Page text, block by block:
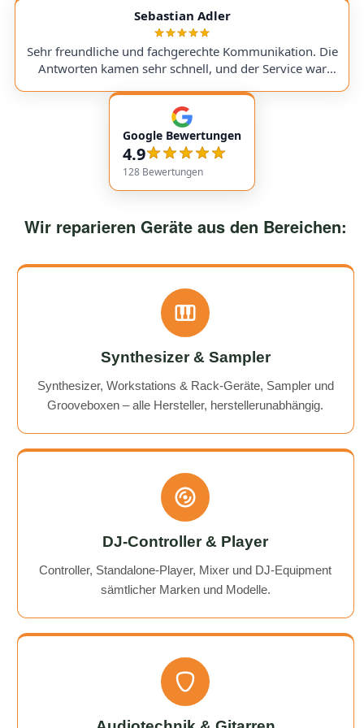
service with very transparent processes and pricing. I
sent in my Victory V4 Amp (Duchess). While waiting for
a replacement part, I was always kept fully informed. I
would use them again anytime!
Sebastian Adler
Sehr freundliche und fachgerechte Kommunikation. Die
Antworten kamen sehr schnell, und der Service war
empfehlenswert! Very friendly and professional
communication. Responses came very quickly, and the
service overall was extremely friendly and reliable.
Highly recommended!
Google Bewertungen
4.9
128 Bewertungen
Wir reparieren Geräte aus den Bereichen:
Synthesizer & Sampler
Synthesizer, Workstations & Rack-Geräte, Sampler und
Grooveboxen – alle Hersteller, herstellerunabhängig.
DJ-Controller & Player
Controller, Standalone-Player, Mixer und DJ-Equipment
sämtlicher Marken und Modelle.